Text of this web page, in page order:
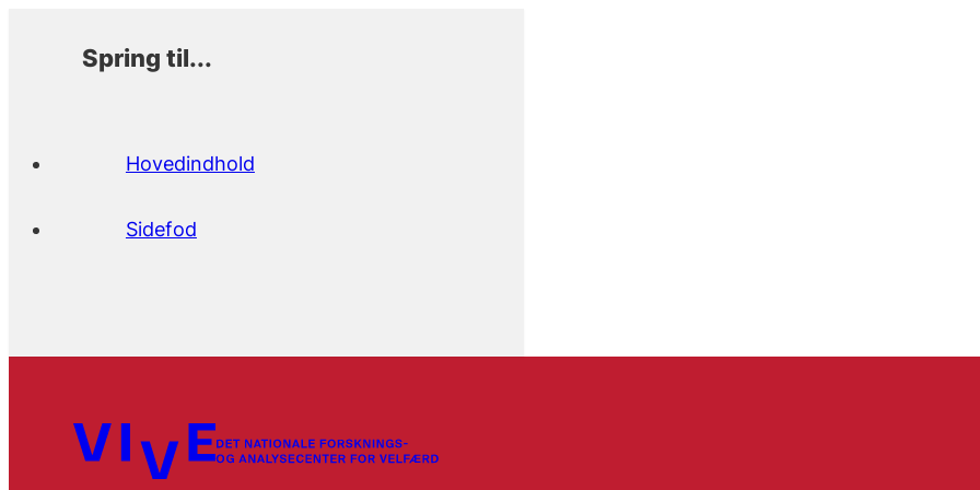
Spring til...
Hovedindhold
Sidefod